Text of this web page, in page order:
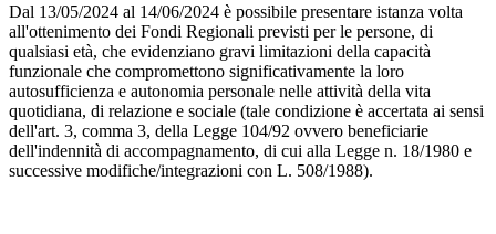
Dal 13/05/2024 al 14/06/2024 è possibile presentare istanza volta
all'ottenimento dei Fondi Regionali previsti per le persone, di
qualsiasi età, che evidenziano gravi limitazioni della capacità
funzionale che compromettono significativamente la loro
autosufficienza e autonomia personale nelle attività della vita
quotidiana, di relazione e sociale (tale condizione è accertata ai sensi
dell'art. 3, comma 3, della Legge 104/92 ovvero beneficiarie
dell'indennità di accompagnamento, di cui alla Legge n. 18/1980 e
successive modifiche/integrazioni con L. 508/1988).